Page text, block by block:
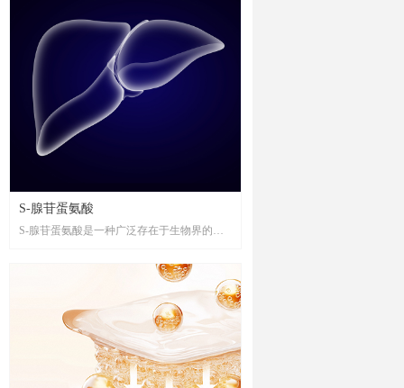
S-腺苷蛋氨酸
S-腺苷蛋氨酸是一种广泛存在于生物界的重
促进细胞再生及抗氧化、清除自由基等功
效，对机体代谢活动的正常进行起着至关重